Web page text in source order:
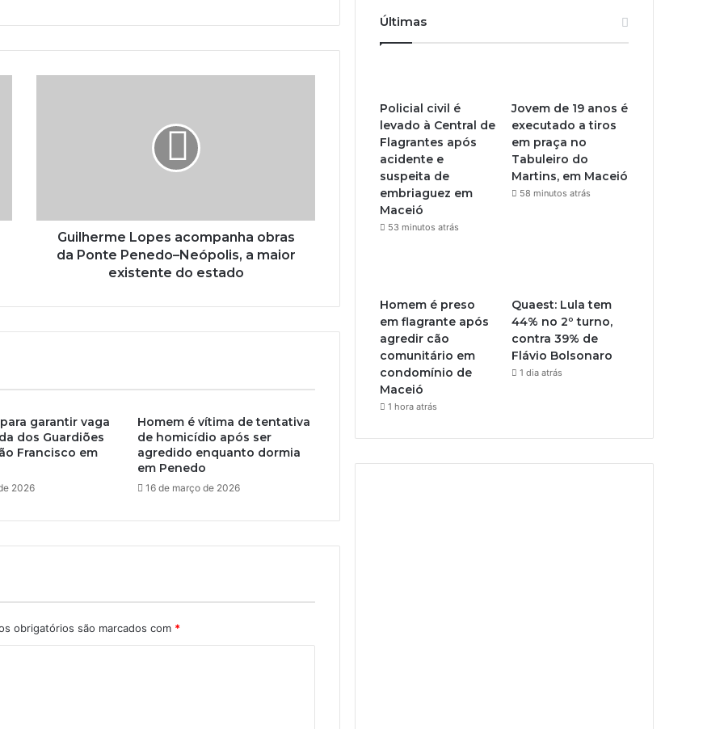
Guilherme Lopes acompanha obras
da Ponte Penedo–Neópolis, a maior
existente do estado
garantir vaga
dos Guardiões
Francisco em
2026
Homem é vítima de tentativa
de homicídio após ser
agredido enquanto dormia
em Penedo
16 de março de 2026
obrigatórios são marcados com *
Últimas
Policial civil é
levado à Central de
Flagrantes após
acidente e
suspeita de
embriaguez em
Maceió
53 minutos atrás
Jovem de 19 anos é
executado a tiros
em praça no
Tabuleiro do
Martins, em Maceió
58 minutos atrás
Homem é preso
em flagrante após
agredir cão
comunitário em
condomínio de
Maceió
1 hora atrás
Quaest: Lula tem
44% no 2º turno,
contra 39% de
Flávio Bolsonaro
1 dia atrás